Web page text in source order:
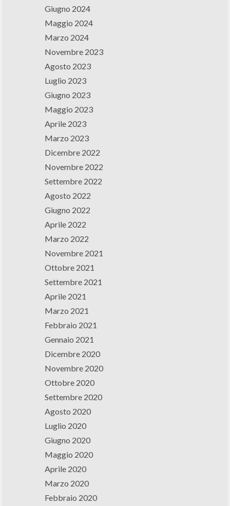
Giugno 2024
Maggio 2024
Marzo 2024
Novembre 2023
Agosto 2023
Luglio 2023
Giugno 2023
Maggio 2023
Aprile 2023
Marzo 2023
Dicembre 2022
Novembre 2022
Settembre 2022
Agosto 2022
Giugno 2022
Aprile 2022
Marzo 2022
Novembre 2021
Ottobre 2021
Settembre 2021
Aprile 2021
Marzo 2021
Febbraio 2021
Gennaio 2021
Dicembre 2020
Novembre 2020
Ottobre 2020
Settembre 2020
Agosto 2020
Luglio 2020
Giugno 2020
Maggio 2020
Aprile 2020
Marzo 2020
Febbraio 2020